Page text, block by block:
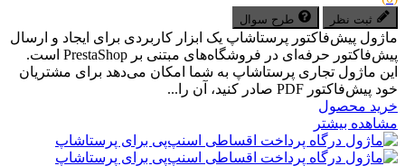
ثبت نظر طرح سوال
ماژول پیش‌فاکتور پرستاشاپ یک ابزار کاربردی برای ایجاد و ارسال
پیش‌فاکتور حرفه‌ای در فروشگاه‌های مبتنی بر PrestaShop است.
این ماژول تجاری پرستاشاپ به شما امکان می‌دهد برای مشتریان
خود پیش‌فاکتور PDF صادر کنید، آن را...
خرید محصول
مشاهده بیشتر